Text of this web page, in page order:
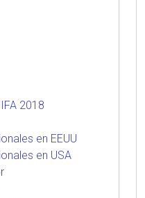
2018
en EEUU
en USA